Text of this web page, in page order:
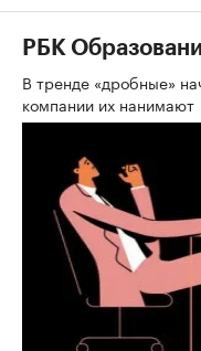
РБК
В тренде «дробные»
компании их нанимают